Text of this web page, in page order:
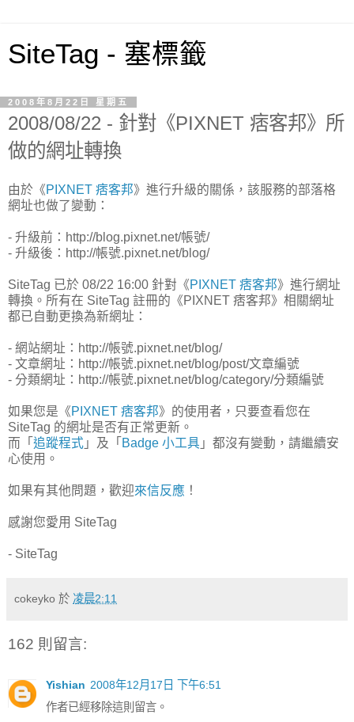
SiteTag - 塞標籤
2008年8月22日 星期五
2008/08/22 - 針對《PIXNET 痞客邦》所
做的網址轉換
由於《PIXNET 痞客邦》進行升級的關係，該服務的部落格
網址也做了變動：
- 升級前：http://blog.pixnet.net/帳號/
- 升級後：http://帳號.pixnet.net/blog/
SiteTag 已於 08/22 16:00 針對《PIXNET 痞客邦》進行網址
轉換。所有在 SiteTag 註冊的《PIXNET 痞客邦》相關網址
都已自動更換為新網址：
- 網站網址：http://帳號.pixnet.net/blog/
- 文章網址：http://帳號.pixnet.net/blog/post/文章編號
- 分類網址：http://帳號.pixnet.net/blog/category/分類編號
如果您是《PIXNET 痞客邦》的使用者，只要查看您在
SiteTag 的網址是否有正常更新。
而「 追蹤程式 」及「 Badge 小工具 」都沒有變動，請繼續安
心使用。
如果有其他問題，歡迎來信反應 ！
感謝您愛用 SiteTag
- SiteTag
cokeyko 於 凌晨2:11
162 則留言:
Yishian 2008年12月17日 下午6:51
作者已經移除這則留言。